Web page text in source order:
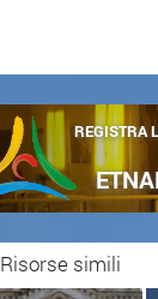
REGISTRA
Risorse simili